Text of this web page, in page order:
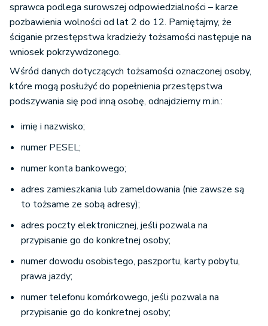
sprawca podlega surowszej odpowiedzialności – karze
pozbawienia wolności od lat 2 do 12. Pamiętajmy, że
ściganie przestępstwa kradzieży tożsamości następuje na
wniosek pokrzywdzonego.
Wśród danych dotyczących tożsamości oznaczonej osoby,
które mogą posłużyć do popełnienia przestępstwa
podszywania się pod inną osobę, odnajdziemy m.in.:
imię i nazwisko;
numer PESEL;
numer konta bankowego;
adres zamieszkania lub zameldowania (nie zawsze są
to tożsame ze sobą adresy);
adres poczty elektronicznej, jeśli pozwala na
przypisanie go do konkretnej osoby;
numer dowodu osobistego, paszportu, karty pobytu,
prawa jazdy;
numer telefonu komórkowego, jeśli pozwala na
przypisanie go do konkretnej osoby;